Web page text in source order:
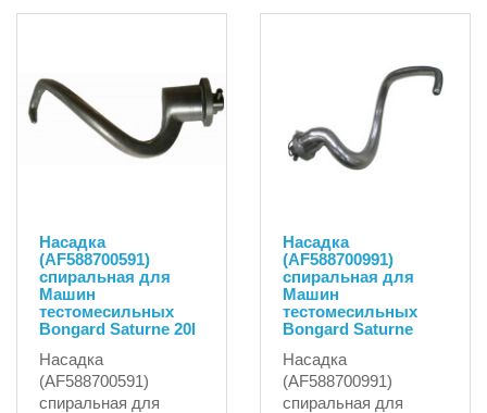
Насадка
(AF588700591)
спиральная для
Машин
тестомесильных
Bongard Saturne 20l
Насадка
(AF588700591)
спиральная для
Насадка
(AF588700991)
спиральная для
Машин
тестомесильных
Bongard Saturne
Насадка
(AF588700991)
спиральная для